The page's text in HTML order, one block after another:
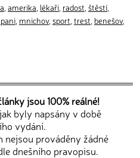
amerika lékaři radost štěstí
mnichov, sport trest benešov,
jsou 100% reálné!
byly napsány v době
vydání.
prováděny žádné
dnešního pravopisu.